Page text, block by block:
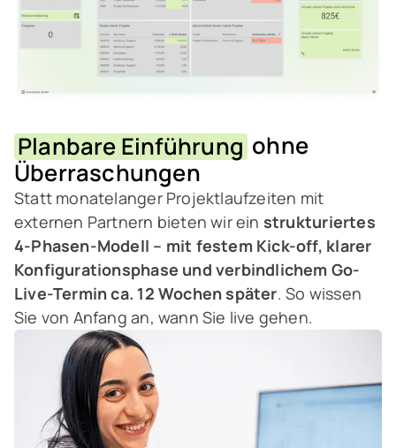
Planbare Einführung ohne
Überraschungen
Statt monatelanger Projektlaufzeiten mit
externen Partnern bieten wir ein strukturiertes
4-Phasen-Modell – mit festem Kick-off, klarer
Konfigurationsphase und verbindlichem Go-
Live-Termin ca. 12 Wochen später. So wissen
Sie von Anfang an, wann Sie live gehen.